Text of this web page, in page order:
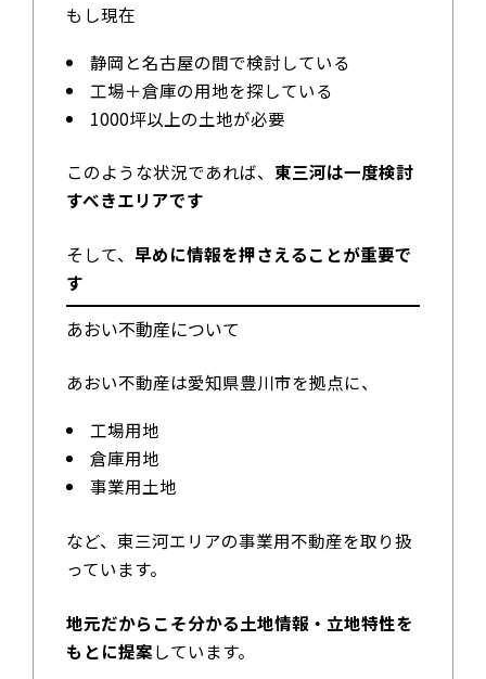
もし現在
静岡と名古屋の間で検討している
工場＋倉庫の用地を探している
1000坪以上の土地が必要
このような状況であれば、 東三河は一度検討
すべきエリアです
そして、 早めに情報を押さえることが重要で
す
あおい不動産について
あおい不動産は愛知県豊川市を拠点に、
工場用地
倉庫用地
事業用土地
など、東三河エリアの事業用不動産を取り扱
っています。
地元だからこそ分かる土地情報・立地特性を
もとに提案しています。